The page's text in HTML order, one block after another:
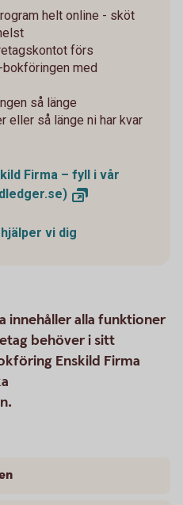
helt online - sköt
förs
med
så länge
eller så länge ni har kvar
Firma – fyll i vår
vi dig
innehåller alla funktioner
behöver i sitt
Enskild Firma